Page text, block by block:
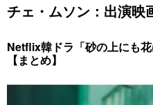
チェ・ムソン：出演映
Netflix韓ドラ「砂の上にも
【まとめ】